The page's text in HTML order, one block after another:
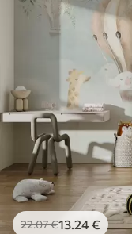
22.07€13.24€